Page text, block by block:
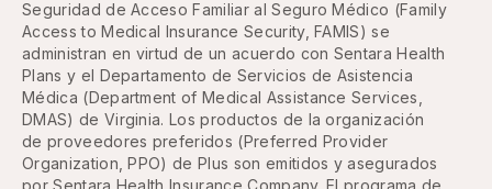
Seguridad de Acceso Familiar al Seguro Médico (Family
Access to Medical Insurance Security, FAMIS) se
administran en virtud de un acuerdo con Sentara Health
Plans y el Departamento de Servicios de Asistencia
Médica (Department of Medical Assistance Services,
DMAS) de Virginia. Los productos de la organización
de proveedores preferidos (Preferred Provider
Organization, PPO) de Plus son emitidos y asegurados
por Sentara Health Insurance Company. El programa de